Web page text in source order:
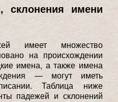
имени
имеет множество
на происхождении
имена, а также имена
— могут иметь
Таблица ниже
падежей и склонений